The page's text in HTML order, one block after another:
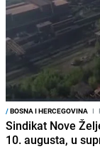
/BOSNA I HERCEGOVINA I
Sindikat Nove
10. augusta, u